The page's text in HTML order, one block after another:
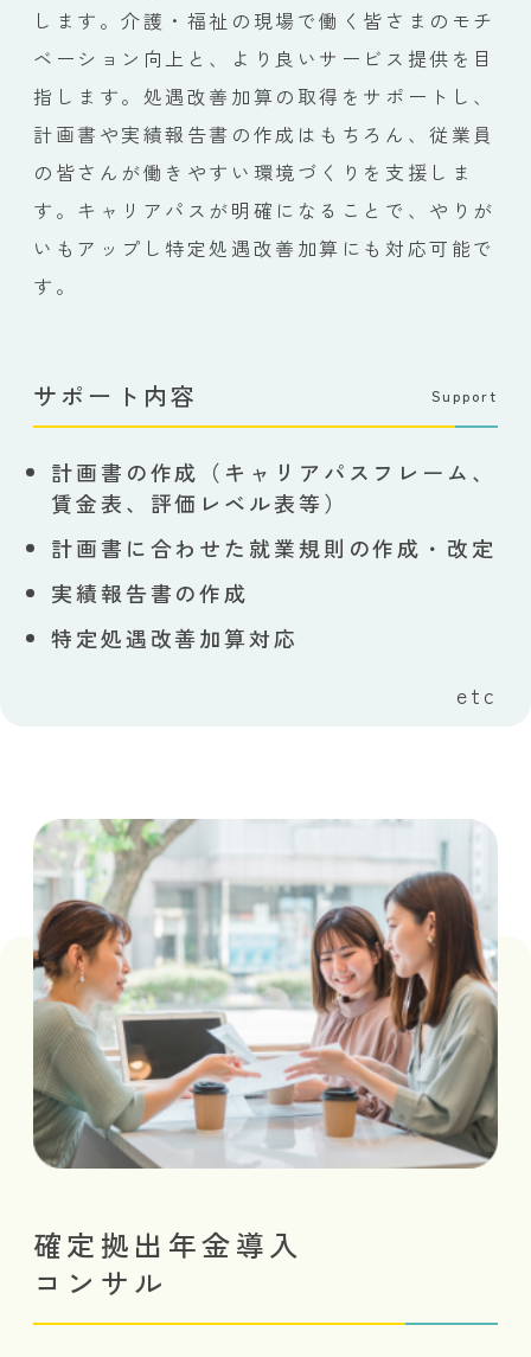
します。介護・福祉の現場で働く皆さまのモチ
ベーション向上と、より良いサービス提供を目
指します。処遇改善加算の取得をサポートし、
計画書や実績報告書の作成はもちろん、従業員
の皆さんが働きやすい環境づくりを支援しま
す。キャリアパスが明確になることで、やりが
いもアップし特定処遇改善加算にも対応可能で
す。
サポート内容 Support
計画書の作成（キャリアパスフレーム、
賃金表、評価レベル表等）
計画書に合わせた就業規則の作成・改定
実績報告書の作成
特定処遇改善加算対応
etc
確定拠出年金導入
コンサル